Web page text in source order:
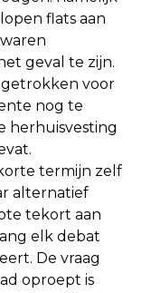
flats aan
geval te zijn.
voor
nog te
herhuisvesting
termijn zelf
alternatief
tekort aan
elk debat
De vraag
oproept is